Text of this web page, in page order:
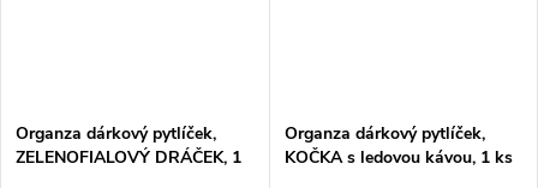
Organza dárkový pytlíček,
ZELENOFIALOVÝ DRÁČEK, 1
Organza dárkový pytlíček,
KOČKA s ledovou kávou, 1 ks